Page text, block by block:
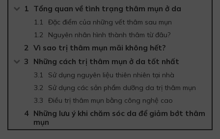
Tổng quan về tình trạng thâm mụn ở da
Đặc điểm của những vết thâm sau mụn
Nguyên nhân hình thành thâm từ đâu?
Vì sao trị thâm mụn mãi không hết?
Những cách trị thâm mụn ở da tốt nhất
Sử dụng nguyên liệu thiên nhiên tại nhà
Sử dụng các sản phẩm dưỡng da trị thâm mụn
Điều trị thâm mụn bằng công nghệ cao
Những lưu ý khi chăm sóc da để giảm bớt thâm
mụn